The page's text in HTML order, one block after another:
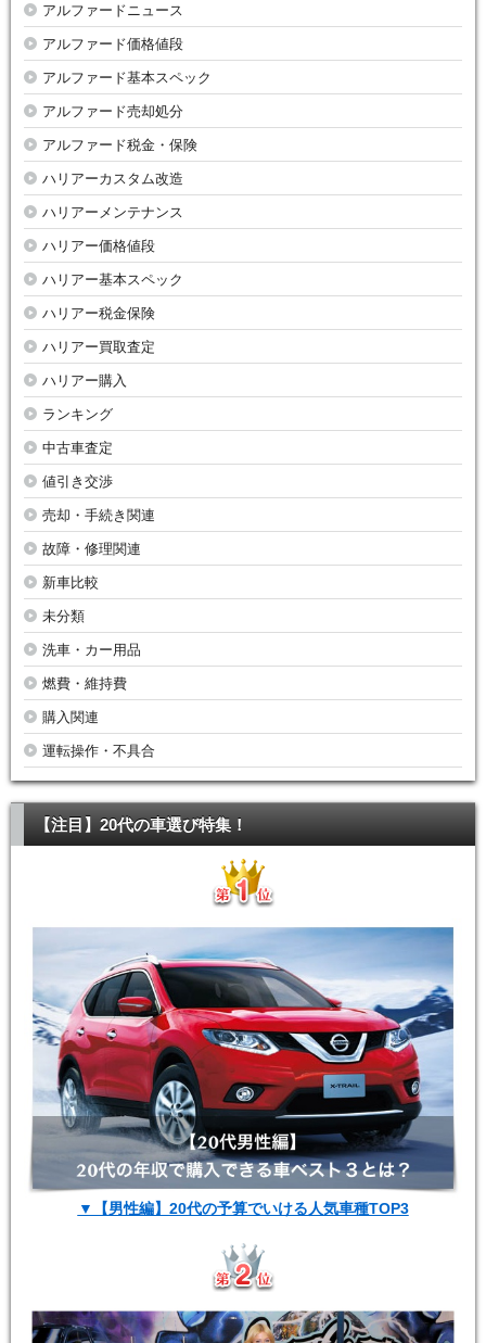
アルファードニュース
アルファード価格値段
アルファード基本スペック
アルファード売却処分
アルファード税金・保険
ハリアーカスタム改造
ハリアーメンテナンス
ハリアー価格値段
ハリアー基本スペック
ハリアー税金保険
ハリアー買取査定
ハリアー購入
ランキング
中古車査定
値引き交渉
売却・手続き関連
故障・修理関連
新車比較
未分類
洗車・カー用品
燃費・維持費
購入関連
運転操作・不具合
【注目】20代の車選び特集！
▼【男性編】20代の予算でいける人気車種TOP3